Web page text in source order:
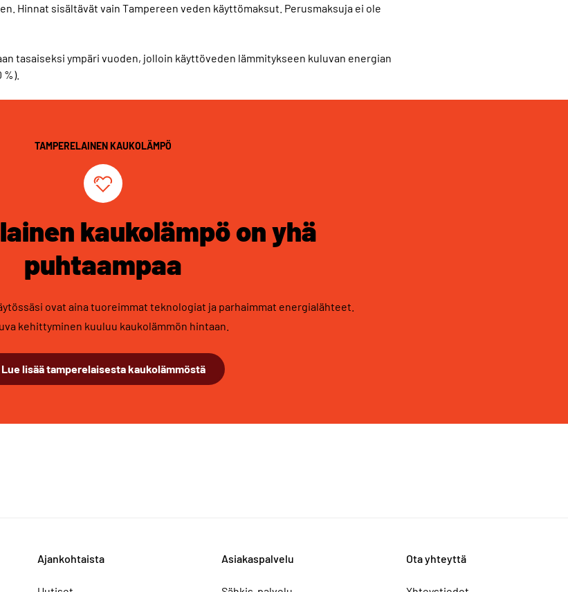
Hinnat sisältävät vain Tampereen veden käyttömaksut. Perusmaksuja ei ole
tasaiseksi ympäri vuoden, jolloin käyttöveden lämmitykseen kuluvan energian
TAMPERELAINEN KAUKOLÄMPÖ
kaukolämpö on yhä
puhtaampaa
ovat aina tuoreimmat teknologiat ja parhaimmat energialähteet.
kehittyminen kuuluu kaukolämmön hintaan.
Lue lisää tamperelaisesta kaukolämmöstä
Ajankohtaista Asiakaspalvelu Ota yhteyttä